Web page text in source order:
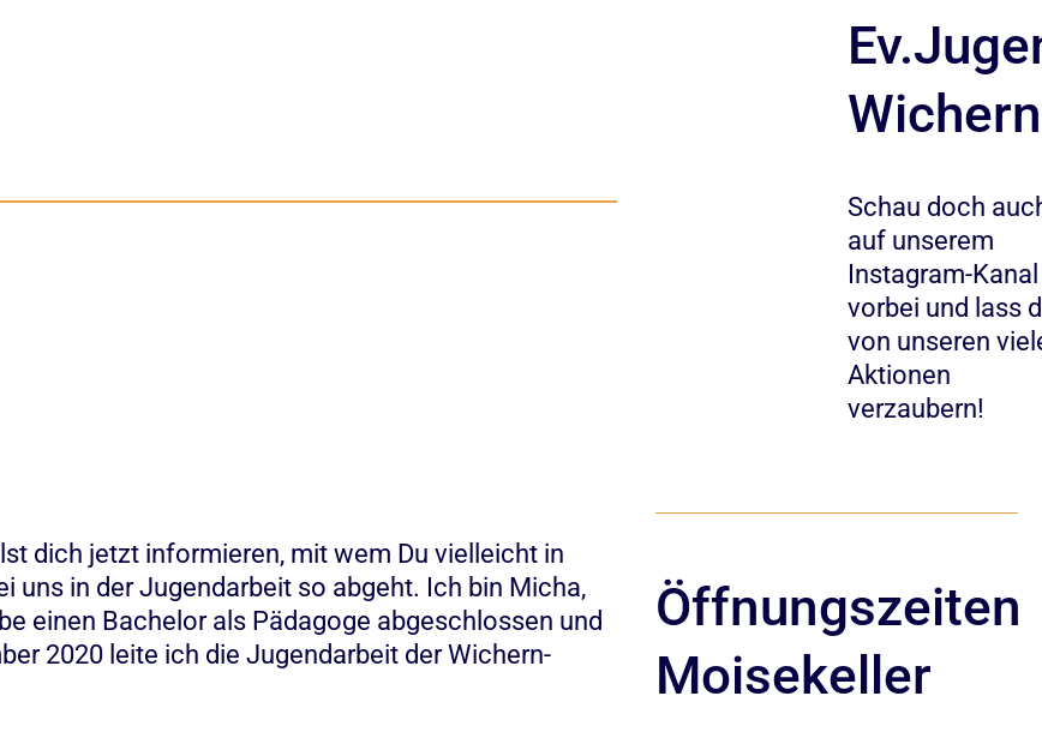
dich jetzt informieren, mit wem Du vielleicht in
uns in der Jugendarbeit so abgeht. Ich bin Micha,
einen Bachelor als Pädagoge abgeschlossen und
2020 leite ich die Jugendarbeit der Wichern-
Wichern
Schau doch
auf unserem
Instagram-Kanal
vorbei und lass
von unseren
Aktionen
verzaubern!
Öffnungszeiten
Moisekeller